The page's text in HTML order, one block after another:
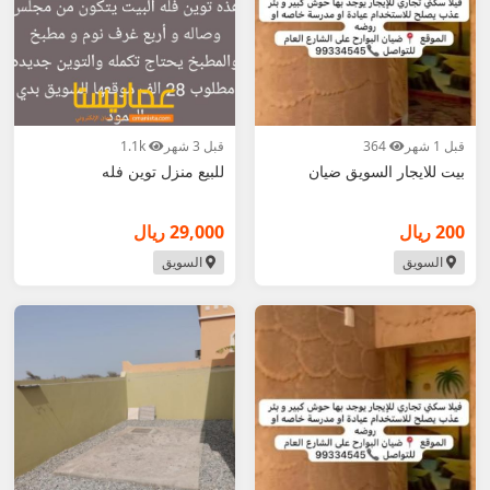
قبل 1 شهر
بيت للايجار السويق ضيان
200 ريال
السويق
قبل 3 شهر
للبيع منزل توين فله
29,000 ريال
السويق